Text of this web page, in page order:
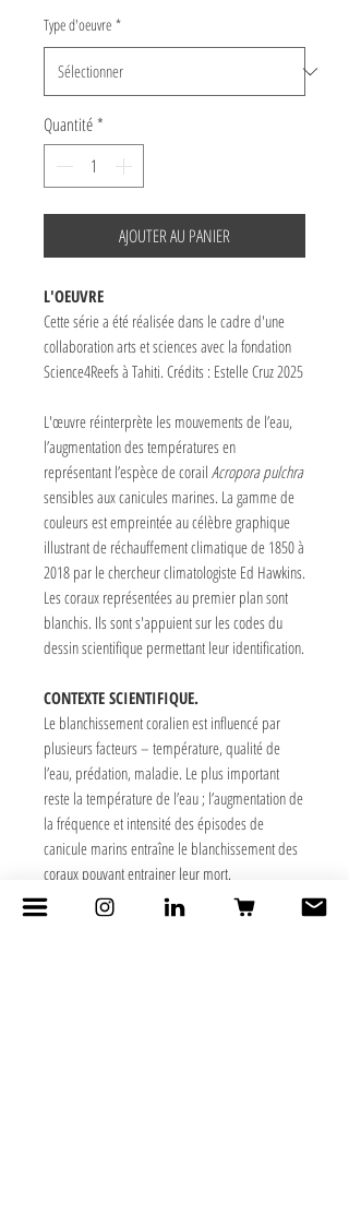
Type d'oeuvre *
Quantité *
AJOUTER AU PANIER
L'OEUVRE
Cette série a été réalisée dans le cadre d'une
collaboration arts et sciences avec la fondation
Science4Reefs à Tahiti. Crédits : Estelle Cruz 2025
L'œuvre réinterprète les mouvements de l’eau,
l’augmentation des températures en
représentant l’espèce de corail Acropora pulchra
sensibles aux canicules marines. La gamme de
couleurs est empreintée au célèbre graphique
illustrant de réchauffement climatique de 1850 à
2018 par le chercheur climatologiste Ed Hawkins.
Les coraux représentées au premier plan sont
blanchis. Ils sont s'appuient sur les codes du
dessin scientifique permettant leur identification.
CONTEXTE SCIENTIFIQUE.
Le blanchissement coralien est influencé par
plusieurs facteurs – température, qualité de
l’eau, prédation, maladie. Le plus important
reste la température de l’eau ; l’augmentation de
la fréquence et intensité des épisodes de
canicule marins entraîne le blanchissement des
coraux pouvant entrainer leur mort.
DESSINER POUR LE VIVANT